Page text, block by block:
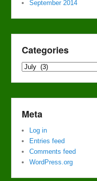
September 2014
Categories
Categories
Meta
Log in
Entries feed
Comments feed
WordPress.org